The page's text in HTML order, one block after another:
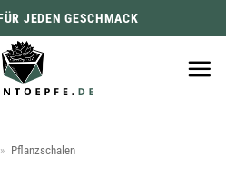
JEDEN GESCHMACK
» Pflanzschalen